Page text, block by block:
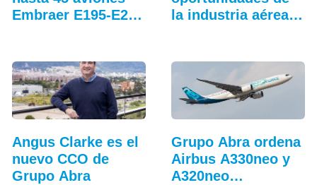
Embraer E195-E2…
la industria aérea
Angus Clarke es el
nuevo CCO de
Grupo Abra
Grupo Abra ordena
Airbus A330neo y
A320neo